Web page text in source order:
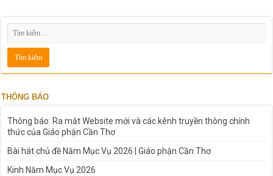
THÔNG BÁO
Thông báo: Ra mắt Website mới và các kênh truyền thông chính
thức của Giáo phận Cần Thơ
Bài hát chủ đề Năm Mục Vụ 2026 | Giáo phận Cần Thơ
Kinh Năm Mục Vụ 2026